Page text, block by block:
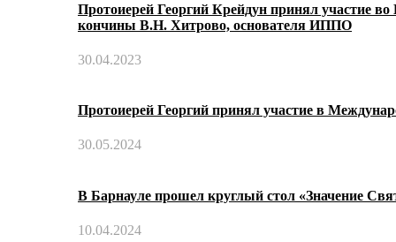
Протоиерей Георгий Крейдун принял участие
кончины В.Н. Хитрово, основателя ИППО
30.04.2023
Протоиерей Георгий принял участие в
30.05.2024
В Барнауле прошел круглый стол «Значение
10.04.2024